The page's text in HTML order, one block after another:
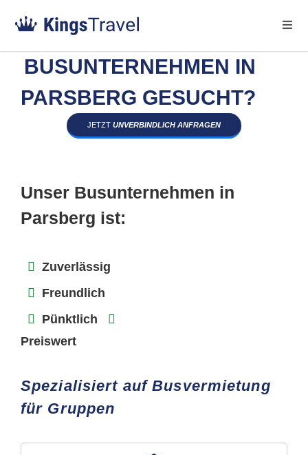
BUSUNTERNEHMEN IN
PARSBERG GESUCHT?
JETZT UNVERBINDLICH ANFRAGEN
Unser Busunternehmen in
Parsberg ist:
Zuverlässig
Freundlich
Pünktlich
Preiswert
Spezialisiert auf Busvermietung
für Gruppen